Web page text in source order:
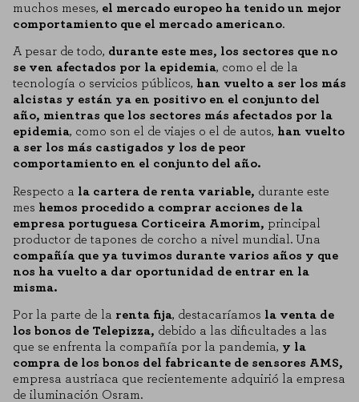
muchos meses, el mercado europeo ha tenido un mejor
comportamiento que el mercado americano.
A pesar de todo, durante este mes, los sectores que no
se ven afectados por la epidemia, como el de la
tecnología o servicios públicos, han vuelto a ser los más
alcistas y están ya en positivo en el conjunto del
año, mientras que los sectores más afectados por la
epidemia, como son el de viajes o el de autos, han vuelto
a ser los más castigados y los de peor
comportamiento en el conjunto del año.
Respecto a la cartera de renta variable, durante este
mes hemos procedido a comprar acciones de la
empresa portuguesa Corticeira Amorim, principal
productor de tapones de corcho a nivel mundial. Una
compañía que ya tuvimos durante varios años y que
nos ha vuelto a dar oportunidad de entrar en la
misma.
Por la parte de la renta fija, destacaríamos la venta de
los bonos de Telepizza, debido a las dificultades a las
que se enfrenta la compañía por la pandemia, y la
compra de los bonos del fabricante de sensores AMS,
empresa austriaca que recientemente adquirió la empresa
de iluminación Osram.